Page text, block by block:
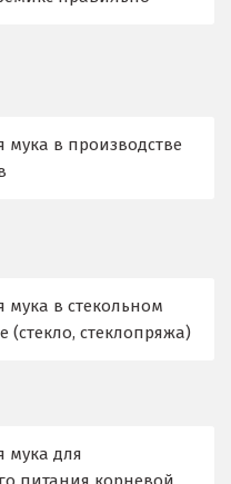
мука в производстве
мука в стекольном
(стекло, стеклопряжа)
мука для